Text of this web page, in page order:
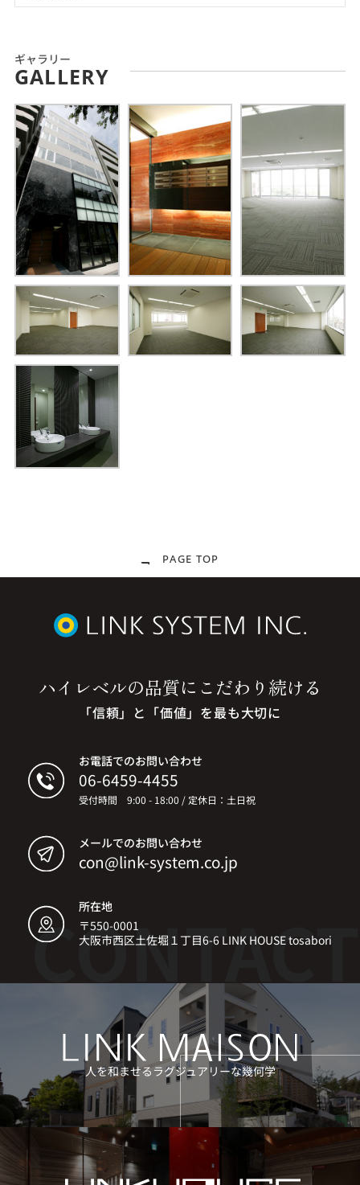
ギャラリー
GALLERY
PAGE TOP
ハイレベルの品質に こだわり続ける
「信頼」と「価値」を最も大切に
お電話でのお問い合わせ
06-6459-4455
受付時間 9:00 - 18:00 / 定休日：土日祝
メールでのお問い合わせ
con@link-system.co.jp
所在地
〒550-0001
大阪市西区土佐堀１丁目6-6 LINK HOUSE tosabori
人を和ませるラグジュアリーな幾何学